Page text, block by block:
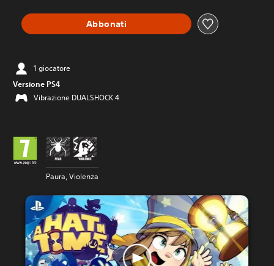
Abbonati
1 giocatore
Versione PS4
Vibrazione DUALSHOCK 4
Paura, Violenza